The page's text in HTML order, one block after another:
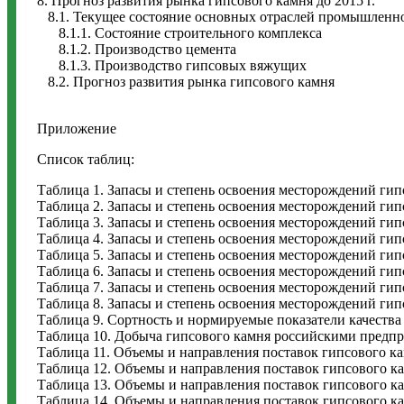
8.1. Текущее состояние основных отраслей
8.1.1. Состояние строительного комплекса
8.1.2. Производство цемента
8.1.3. Производство гипсовых вяжущих
8.2. Прогноз развития рынка гипсового камня
Приложение
Список таблиц:
Таблица 1. Запасы и степень освоения месторождений
Таблица 2. Запасы и степень освоения месторождений
Таблица 3. Запасы и степень освоения месторождений
Таблица 4. Запасы и степень освоения месторождений
Таблица 5. Запасы и степень освоения месторождений
Таблица 6. Запасы и степень освоения месторождений
Таблица 7. Запасы и степень освоения месторождений
Таблица 8. Запасы и степень освоения месторождений
Таблица 9. Сортность и нормируемые показатели
Таблица 10. Добыча гипсового камня российскими
Таблица 11. Объемы и направления поставок
Таблица 12. Объемы и направления поставок
Таблица 13. Объемы и направления поставок
Таблица 14. Объемы и направления поставок